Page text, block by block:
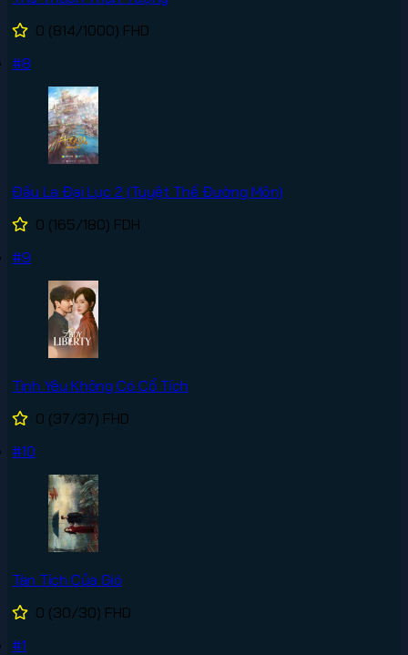
0 (814/1000) FHD
#8
Đấu La Đại Lục 2 (Tuyệt Thế Đường Môn)
0 (165/180) FDH
#9
Tình Yêu Không Có Cổ Tích
0 (37/37) FHD
#10
Tàn Tích Của Gió
0 (30/30) FHD
#1